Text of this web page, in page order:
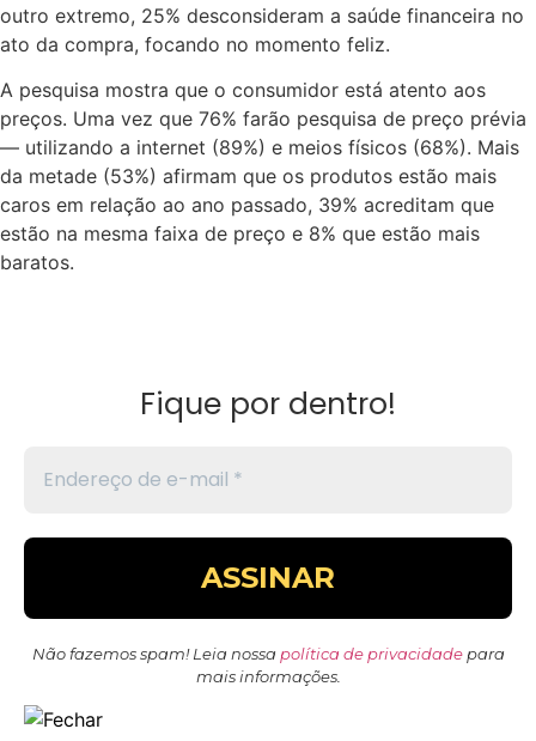
outro extremo, 25% desconsideram a saúde financeira no
ato da compra, focando no momento feliz.
A pesquisa mostra que o consumidor está atento aos
preços. Uma vez que 76% farão pesquisa de preço prévia
— utilizando a internet (89%) e meios físicos (68%). Mais
da metade (53%) afirmam que os produtos estão mais
caros em relação ao ano passado, 39% acreditam que
estão na mesma faixa de preço e 8% que estão mais
baratos.
Fique por dentro!
Não fazemos spam! Leia nossa política de privacidadepara
mais informações.